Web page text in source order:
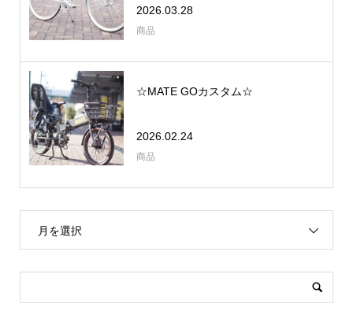
2026.03.28
商品
☆MATE GOカスタム☆
2026.02.24
商品
月を選択